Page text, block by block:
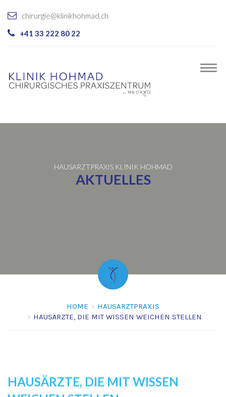
chirurgie@klinikhohmad.ch
+41 33 222 80 22
HAUSARZTPRAXIS KLINIK HOHMAD
AKTUELLES
HOME
HAUSARZTPRAXIS
HAUSÄRZTE, DIE MIT WISSEN WEICHEN STELLEN
HAUSÄRZTE, DIE MIT WISSEN